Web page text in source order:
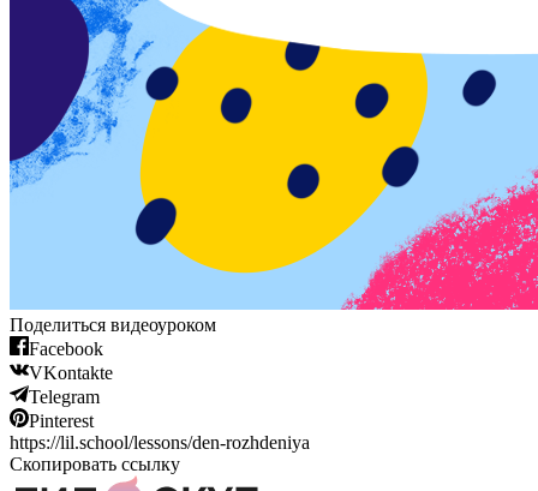
Поделиться видеоуроком
Facebook
VKontakte
Telegram
Pinterest
https://lil.school/lessons/den-rozhdeniya
Скопировать ссылку